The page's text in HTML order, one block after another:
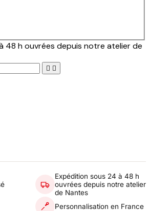
48 h ouvrées depuis notre atelier de
 
Expédition sous 24 à 48 h
ouvrées depuis notre atelier
de Nantes
Personnalisation en France